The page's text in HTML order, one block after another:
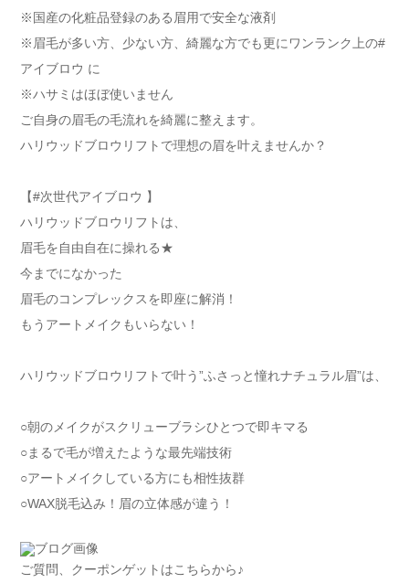
※国産の化粧品登録のある眉用で安全な液剤
※眉毛が多い方、少ない方、綺麗な方でも更にワンランク上の#
アイブロウ に
※ハサミはほぼ使いません
ご自身の眉毛の毛流れを綺麗に整えます。
ハリウッドブロウリフトで理想の眉を叶えませんか？
【#次世代アイブロウ 】
ハリウッドブロウリフトは、
眉毛を自由自在に操れる★
今までになかった
眉毛のコンプレックスを即座に解消！
もうアートメイクもいらない！
ハリウッドブロウリフトで叶う”ふさっと憧れナチュラル眉”は、
○朝のメイクがスクリューブラシひとつで即キマる
○まるで毛が増えたような最先端技術
○アートメイクしている方にも相性抜群
○WAX脱毛込み！眉の立体感が違う！
ご質問、クーポンゲットはこちらから♪